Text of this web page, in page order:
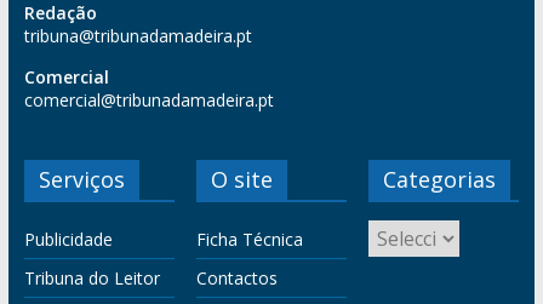
Redação
tribuna@tribunadamadeira.pt
Comercial
comercial@tribunadamadeira.pt
Serviços
Publicidade
Tribuna do Leitor
O site
Ficha Técnica
Contactos
Categorias